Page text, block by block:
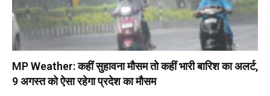
MP Weather: कहीं सुहावना मौसम तो कहीं भारी बारिश का अलर्ट,
9 अगस्त को ऐसा रहेगा प्रदेश का मौसम